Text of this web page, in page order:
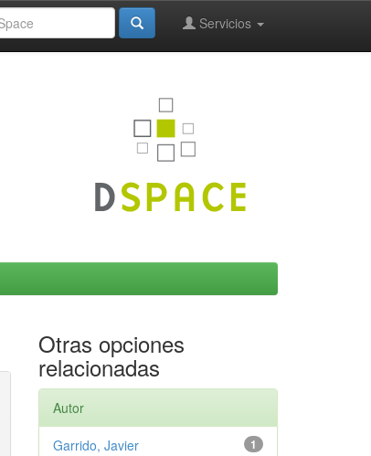
Servicios
Otras opciones
relacionadas
Autor
1
Garrido, Javier